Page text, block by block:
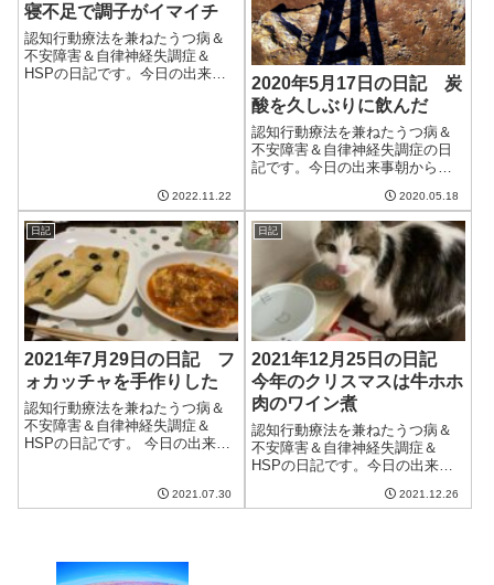
寝不足で調子がイマイチ
認知行動療法を兼ねたうつ病＆
不安障害＆自律神経失調症＆
HSPの日記です。今日の出来事
2022.11.22
2020年5月17日の日記 炭
酸を久しぶりに飲んだ
認知行動療法を兼ねたうつ病＆
不安障害＆自律神経失調症の日
記です。今日の出来事朝から晴
を洗う。明日からは天気が悪い
ようなので貴重な晴れ間。午前
中はブログを更新し、妻と一緒
に散歩へ。しかしながら、5分ほ
どの散歩で緊張...
2020.05.18
日記
2021年7月29日の日記 フ
ォカッチャを手作りした
認知行動療法を兼ねたうつ病＆
不安障害＆自律神経失調症＆
HSPの日記です。 今日の出来事
うようよいる状態に。幸い、こ
の辺りには強い雨は降らなかっ
2021.07.30
日記
2021年12月25日の日記
今年のクリスマスは牛ホホ
肉のワイン煮
認知行動療法を兼ねたうつ病＆
不安障害＆自律神経失調症＆
HSPの日記です。今日の出来事
く、過ごしやすい一日だった。
2021.12.26